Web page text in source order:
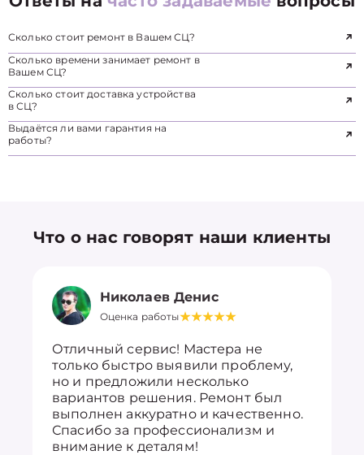
Сколько стоит ремонт в Вашем СЦ?
Сколько времени занимает ремонт в
Вашем СЦ?
Сколько стоит доставка устройства
в СЦ?
Выдаётся ли вами гарантия на
работы?
Что о нас говорят наши клиенты
Николаев Денис
Оценка работы
Отличный сервис! Мастера не
только быстро выявили проблему,
но и предложили несколько
вариантов решения. Ремонт был
выполнен аккуратно и качественно.
Спасибо за профессионализм и
внимание к деталям!